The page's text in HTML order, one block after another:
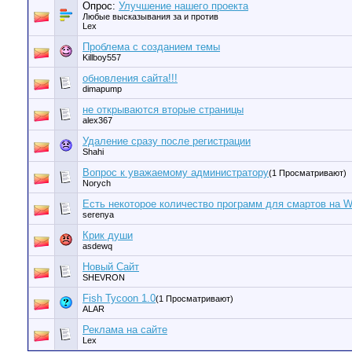
Опрос: Улучшение нашего проекта
Любые высказывания за и против
Lex
Проблема с созданием темы
Killboy557
обновления сайта!!!
dimapump
не открываются вторые страницы
alex367
Удаление сразу после регистрации
Shahi
Вопрос к уважаемому администратору(1 Просматривают)
Norych
Есть некоторое количество программ для смартов на
serenya
Крик души
asdewq
Новый Сайт
SHEVRON
Fish Tycoon 1.0(1 Просматривают)
ALAR
Реклама на сайте
Lex